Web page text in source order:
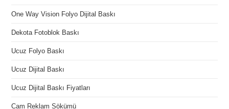
One Way Vision Folyo Dijital Baskı
Dekota Fotoblok Baskı
Ucuz Folyo Baskı
Ucuz Dijital Baskı
Ucuz Dijital Baskı Fiyatları
Cam Reklam Sökümü